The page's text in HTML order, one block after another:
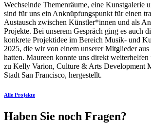
Wechselnde Themenräume, eine Kunstgalerie
sind für uns ein Anknüpfungspunkt für einen
Austausch zwischen Künstler*innen und als
Projekte. Bei unserem Gespräch ging es auch
konkrete Projektidee im Bereich Musik- und
2025, die wir von einem unserer Mitglieder
hatten. Maureen konnte uns direkt
zu Kelly Varion, Culture & Arts Development
Stadt San Francisco, hergestellt.
Alle Projekte
Haben Sie noch Fragen?